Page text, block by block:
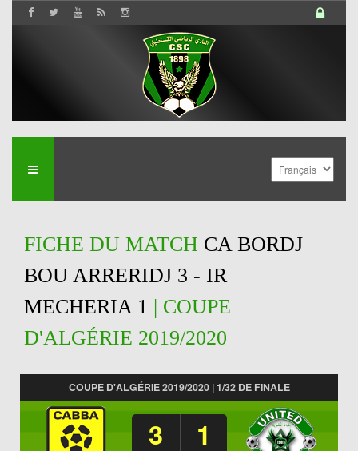
FICHE DU MATCH CA BORDJ
BOU ARRERIDJ 3 - IR
MECHERIA 1 | COUPE
D'ALGÉRIE 2019/2020
COUPE D'ALGÉRIE 2019/2020 | 1/32 DE FINALE
3 1